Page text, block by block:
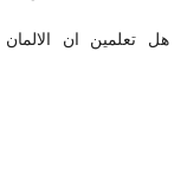
هل تعلمين ان